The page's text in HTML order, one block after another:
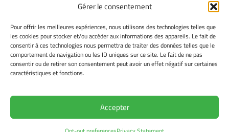
Gérer le consentement
Pour offrir les meilleures expériences, nous utilisons des technologies telles que
les cookies pour stocker et/ou accéder aux informations des appareils. Le fait de
consentir à ces technologies nous permettra de traiter des données telles que le
comportement de navigation ou les ID uniques sur ce site. Le fait de ne pas
consentir ou de retirer son consentement peut avoir un effet négatif sur certaines
caractéristiques et fonctions.
Accepter
INFORMATIONS LÉGALES
Mentions légales
Gérer mes cookies
Politique de cookies
Déclaration de confidentialité
Site Officiel - CPTC @ 2026